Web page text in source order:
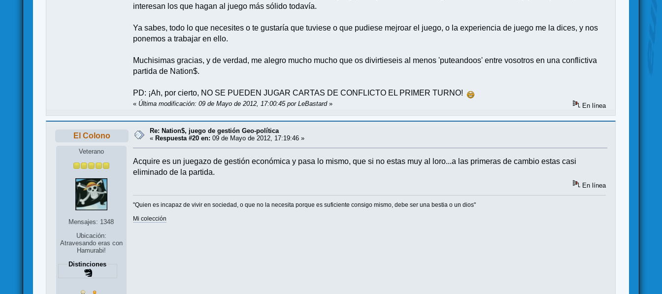
interesan los que hagan al juego más sólido todavía.
Ya sabes, todo lo que necesites o te gustaría que tuviese o que pudiese mejroar el juego, o la experiencia de juego me la dices, y nos
ponemos a trabajar en ello.
Muchisimas gracias, y de verdad, me alegro mucho mucho que os divirtieseis al menos 'puteandoos' entre vosotros en una conflictiva
partida de Nation$.
PD: ¡Ah, por cierto, NO SE PUEDEN JUGAR CARTAS DE CONFLICTO EL PRIMER TURNO!
« Última modificación: 09 de Mayo de 2012, 17:00:45 por LeBastard» En línea
El Colono
Veterano
Mensajes: 1348
Ubicación:
Atravesando eras con
Hamurabi!
Distinciones
Re: Nation$, juego de gestión Geo-política
« Respuesta #20 en: 09 de Mayo de 2012, 17:19:46 »
Acquire es un juegazo de gestión económica y pasa lo mismo, que si no estas muy al loro...a las primeras de cambio estas casi
eliminado de la partida.
En línea
"Quien es incapaz de vivir en sociedad, o que no la necesita porque es suficiente consigo mismo, debe ser una bestia o un dios"
Mi colección